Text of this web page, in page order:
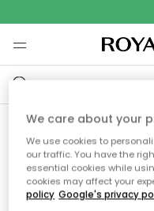
Vi hittar
We care about your
We use cookies to
our traffic. You have the
essential cookies while
cookies may affect your
policy Google's privacy